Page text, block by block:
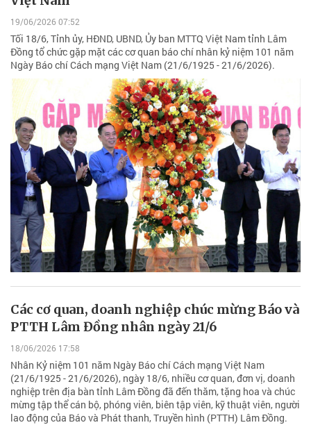
19/06/2026 07:52
Tối 18/6, Tỉnh ủy, HĐND, UBND, Ủy ban MTTQ Việt Nam tỉnh Lâm
Đồng tổ chức gặp mặt các cơ quan báo chí nhân kỷ niệm 101 năm
Ngày Báo chí Cách mạng Việt Nam (21/6/1925 - 21/6/2026).
Các cơ quan, doanh nghiệp chúc mừng Báo và
PTTH Lâm Đồng nhân ngày 21/6
18/06/2026 17:58
Nhân Kỷ niệm 101 năm Ngày Báo chí Cách mạng Việt Nam
(21/6/1925 - 21/6/2026), ngày 18/6, nhiều cơ quan, đơn vị, doanh
nghiệp trên địa bàn tỉnh Lâm Đồng đã đến thăm, tặng hoa và chúc
mừng tập thể cán bộ, phóng viên, biên tập viên, kỹ thuật viên, người
lao động của Báo và Phát thanh, Truyền hình (PTTH) Lâm Đồng.